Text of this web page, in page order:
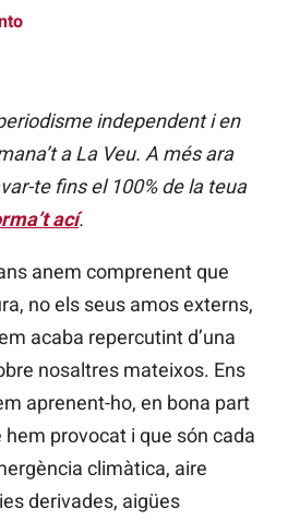
independent i en
a La Veu. A més ara
te fins el 100% de la teua
ací.
anem comprenent que
no els seus amos externs,
acaba repercutint d’una
nosaltres mateixos. Ens
aprenent-ho, en bona part
provocat i que són cada
climàtica, aire
derivades, aigües